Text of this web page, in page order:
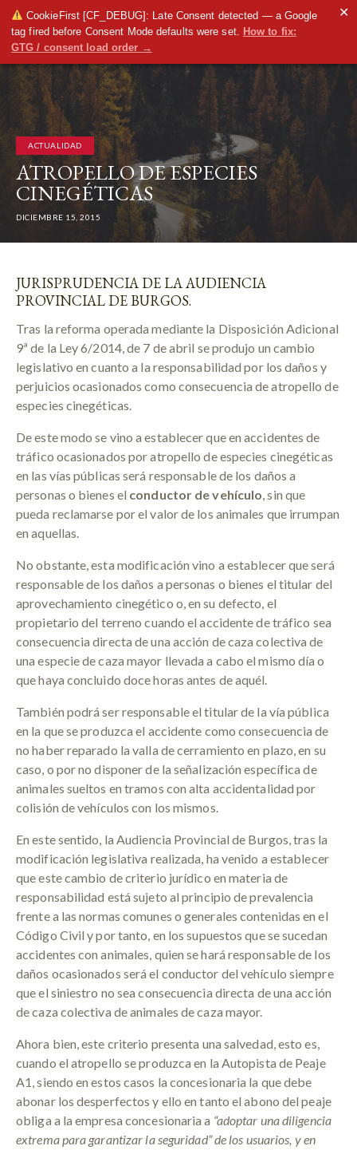
CookieFirst [CF_DEBUG]: Late Consent detected — a Google
tag fired before Consent Mode defaults were set. How to fix:
GTG / consent load order →
✕
ACTUALIDAD
ATROPELLO DE ESPECIES
CINEGÉTICAS
DICIEMBRE 15, 2015
JURISPRUDENCIA DE LA AUDIENCIA
PROVINCIAL DE BURGOS.
Tras la reforma operada mediante la Disposición Adicional
9ª de la Ley 6/2014, de 7 de abril se produjo un cambio
legislativo en cuanto a la responsabilidad por los daños y
perjuicios ocasionados como consecuencia de atropello de
especies cinegéticas.
De este modo se vino a establecer que en accidentes de
tráfico ocasionados por atropello de especies cinegéticas
en las vías públicas será responsable de los daños a
personas o bienes el conductor de vehículo, sin que
pueda reclamarse por el valor de los animales que irrumpan
en aquellas.
No obstante, esta modificación vino a establecer que será
responsable de los daños a personas o bienes el titular del
aprovechamiento cinegético o, en su defecto, el
propietario del terreno cuando el accidente de tráfico sea
consecuencia directa de una acción de caza colectiva de
una especie de caza mayor llevada a cabo el mismo día o
que haya concluido doce horas antes de aquél.
También podrá ser responsable el titular de la vía pública
en la que se produzca el accidente como consecuencia de
no haber reparado la valla de cerramiento en plazo, en su
caso, o por no disponer de la señalización específica de
animales sueltos en tramos con alta accidentalidad por
colisión de vehículos con los mismos.
En este sentido, la Audiencia Provincial de Burgos, tras la
modificación legislativa realizada, ha venido a establecer
que este cambio de criterio jurídico en materia de
responsabilidad está sujeto al principio de prevalencia
frente a las normas comunes o generales contenidas en el
Código Civil y por tanto, en los supuestos que se sucedan
accidentes con animales, quien se hará responsable de los
daños ocasionados será el conductor del vehículo siempre
que el siniestro no sea consecuencia directa de una acción
de caza colectiva de animales de caza mayor.
Ahora bien, este criterio presenta una salvedad, esto es,
cuando el atropello se produzca en la Autopista de Peaje
A1, siendo en estos casos la concesionaria la que debe
abonar los desperfectos y ello en tanto el abono del peaje
obliga a la empresa concesionaria a “adoptar una diligencia
extrema para garantizar la seguridad” de los usuarios, y en